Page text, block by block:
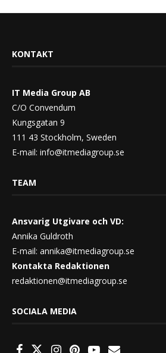
KONTAKT
IT Media Group AB
C/O Convendum
Kungsgatan 9
111 43 Stockholm, Sweden
E-mail: info@itmediagroup.se
TEAM
Ansvarig Utgivare och VD:
Annika Guldroth
E-mail: annika@itmediagroup.se
Kontakta Redaktionen
redaktionen@itmediagroup.se
SOCIALA MEDIA